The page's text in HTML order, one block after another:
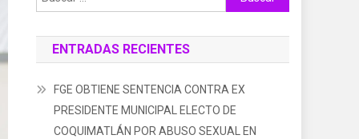
ENTRADAS RECIENTES
FGE OBTIENE SENTENCIA CONTRA EX
PRESIDENTE MUNICIPAL ELECTO DE
COQUIMATLÁN POR ABUSO SEXUAL EN